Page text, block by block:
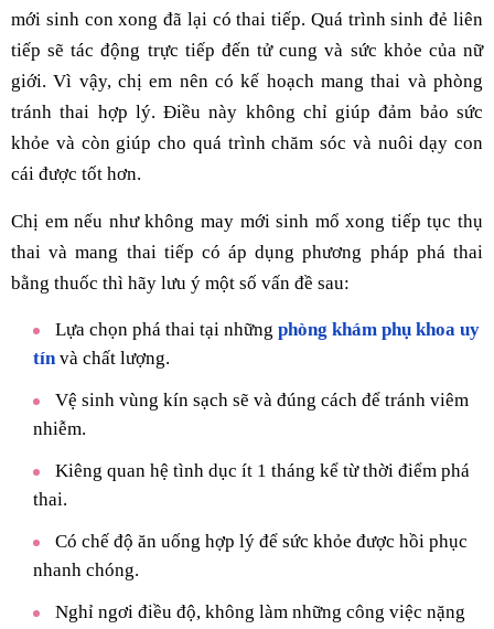
mới sinh con xong đã lại có thai tiếp. Quá trình sinh đẻ liên
tiếp sẽ tác động trực tiếp đến tử cung và sức khỏe của nữ
giới. Vì vậy, chị em nên có kế hoạch mang thai và phòng
tránh thai hợp lý. Điều này không chỉ giúp đảm bảo sức
khỏe và còn giúp cho quá trình chăm sóc và nuôi dạy con
cái được tốt hơn.
Chị em nếu như không may mới sinh mổ xong tiếp tục thụ
thai và mang thai tiếp có áp dụng phương pháp phá thai
bằng thuốc thì hãy lưu ý một số vấn đề sau:
Lựa chọn phá thai tại những phòng khám phụ khoa uy
tínvà chất lượng.
Vệ sinh vùng kín sạch sẽ và đúng cách để tránh viêm
nhiễm.
Kiêng quan hệ tình dục ít 1 tháng kể từ thời điểm phá
thai.
Có chế độ ăn uống hợp lý để sức khỏe được hồi phục
nhanh chóng.
Nghỉ ngơi điều độ, không làm những công việc nặng